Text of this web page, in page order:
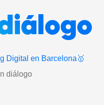
Digital en Barcelona🥇
diálogo